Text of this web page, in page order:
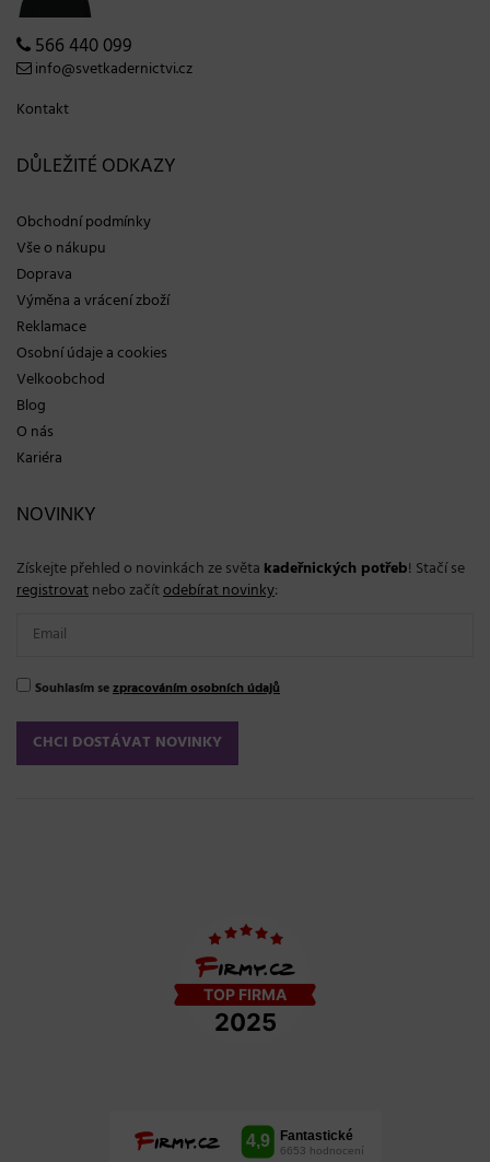
566 440 099
info@svetkadernictvi.cz
Kontakt
DŮLEŽITÉ ODKAZY
Obchodní podmínky
Vše o nákupu
Doprava
Výměna a vrácení zboží
Reklamace
Osobní údaje a cookies
Velkoobchod
Blog
O nás
Kariéra
NOVINKY
Získejte přehled o novinkách ze světa kadeřnických potřeb! Stačí se
registrovatnebo začítodebírat novinky:
Souhlasím sezpracováním osobních údajů